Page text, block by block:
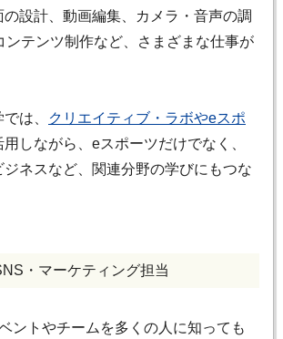
設計、動画編集、カメラ・音声の調
ンテンツ制作など、さまざまな仕事が
は、
クリエイティブ・ラボやeスポ
用しながら、eスポーツだけでなく、
ジネスなど、関連分野の学びにもつな
・マーケティング担当
ントやチームを多くの人に知っても